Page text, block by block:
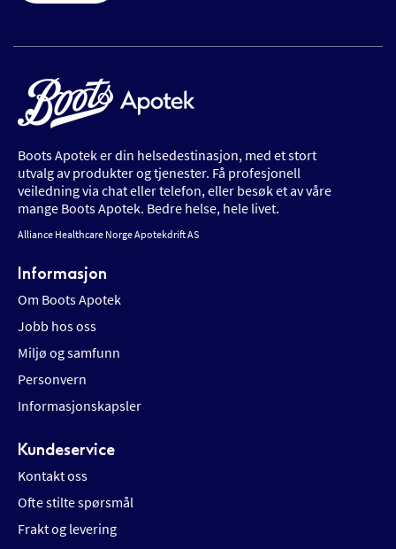
Boots Apotek er din helsedestinasjon, med et stort
utvalg av produkter og tjenester. Få profesjonell
veiledning via chat eller telefon, eller besøk et av våre
mange Boots Apotek. Bedre helse, hele livet.
Alliance Healthcare Norge Apotekdrift AS
Informasjon
Om Boots Apotek
Jobb hos oss
Miljø og samfunn
Personvern
Informasjonskapsler
Kundeservice
Kontakt oss
Ofte stilte spørsmål
Frakt og levering